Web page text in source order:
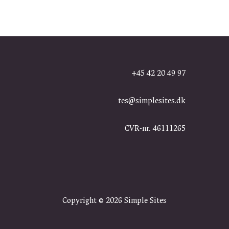
+45 42 20 49 97
tes@simplesites.dk
CVR-nr. 46111265
Copyright © 2026 Simple Sites